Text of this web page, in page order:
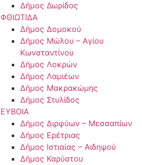
Δήμος Δωρίδος
ΦΘΙΩΤΙΔΑ
Δήμος Δομοκού
Δήμος Μώλου – Αγίου
Κωνσταντίνου
Δήμος Λοκρών
Δήμος Λαμιέων
Δήμος Μακρακώμης
Δήμος Στυλίδος
ΕΥΒΟΙΑ
Δήμος Διρφύων – Μεσσαπίων
Δήμος Ερέτριας
Δήμος Ιστιαίας – Αιδηψού
Δήμος Καρύστου